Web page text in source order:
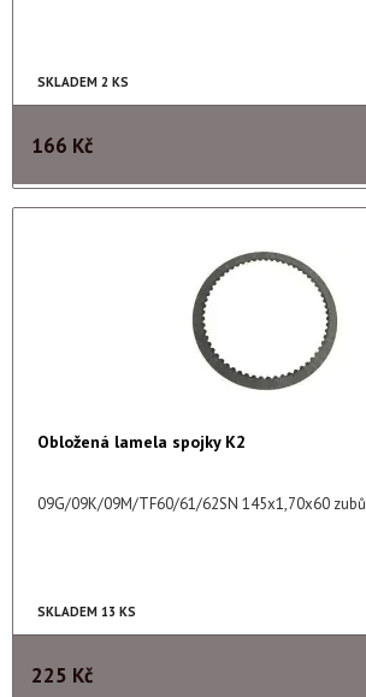
SKLADEM 2 KS
166 Kč
Obložená lamela spojky K2
09G/09K/09M/TF60/61/62SN 145x1,70x60 zubů
SKLADEM 13 KS
225 Kč